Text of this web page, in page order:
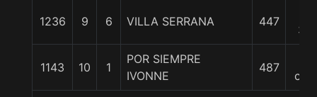
1236 9 6 VILLA SERRANA 447
3/4
1143 10 1
POR SIEMPRE
IVONNE
487